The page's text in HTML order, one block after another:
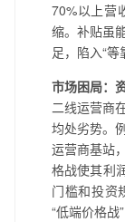
70%以上营
缩。补贴虽
足，陷入“等
市场困局：
二线运营商
均处劣势。
运营商基站
格战使其利
门槛和投资
“低端价格战”